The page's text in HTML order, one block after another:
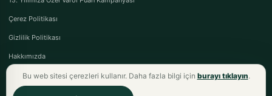
Çerez Politikası
Gizlilik Politikası
Hakkımızda
Bu web sitesi çerezleri kullanır. Daha fazla bilgi için burayı tıklayın.